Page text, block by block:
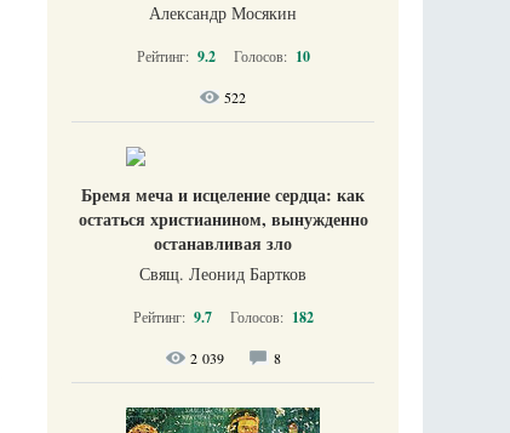
Александр Мосякин
Рейтинг: 9.2 Голосов: 10
522
Бремя меча и исцеление сердца: как
остаться христианином, вынужденно
останавливая зло
Свящ. Леонид Бартков
Рейтинг: 9.7 Голосов: 182
2 039 8